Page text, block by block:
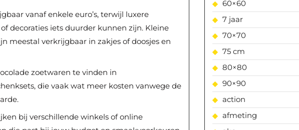
vanaf enkele euro’s, terwijl luxere
decoraties iets duurder kunnen zijn. Kleine
meestal verkrijgbaar in zakjes of doosjes en
zoetwaren te vinden in
die vaak wat meer kosten vanwege de
bij verschillende winkels of online
60×60
7 jaar
70×70
75 cm
80×80
90×90
action
afmeting